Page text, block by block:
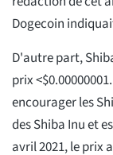
Dogecoin
D'autre part,
prix
encourager les
des Shiba Inu et
avril 2021, le prix